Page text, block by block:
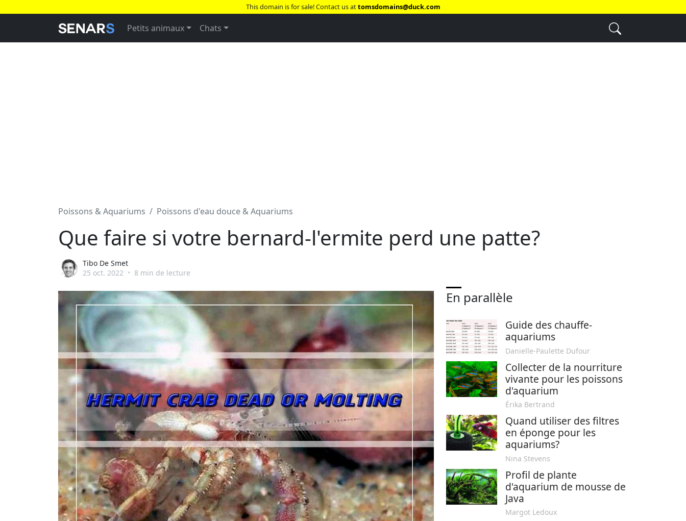
This domain is for sale! Contact us attomsdomains@duck.com
Petits animaux Chats
Poissons & Aquariums Poissons d'eau douce & Aquariums
Que faire si votre bernard-l'ermite perd une patte?
Tibo De Smet
25 oct. 2022 • 8 min de lecture
En parallèle
Guide des chauffe-
aquariums
Danielle-Paulette Dufour
Collecter de la nourriture
vivante pour les poissons
d'aquarium
Érika Bertrand
Quand utiliser des filtres
en éponge pour les
aquariums?
Nina Stevens
Profil de plante
d'aquarium de mousse de
Java
Margot Ledoux